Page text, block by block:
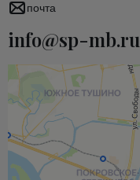
почта
info@sp-mb.ru